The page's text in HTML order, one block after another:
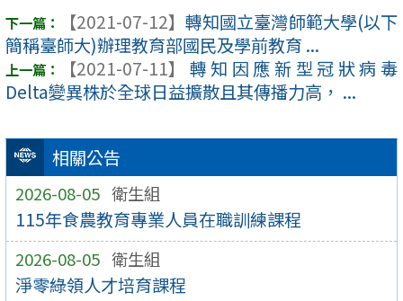
相關公告
2026-08-05 衛生組
115年食農教育專業人員在職訓練課程
2026-08-05 衛生組
淨零綠領人才培育課程
【2021-07-12】 轉知國立臺灣師範大學(以下
簡稱臺師大)辦理教育部國民及學前教育 ...
【2021-07-11】
轉知因應新型冠狀病毒
Delta變異株於全球日益擴散且其傳播力高， ...